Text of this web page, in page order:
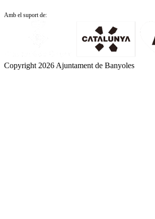
Amb el suport de:
Copyright 2026 Ajuntament de Banyoles